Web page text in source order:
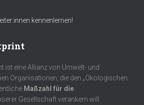
kennenlernen!
ist eine Allianz von Umwelt- und
Organisationen, die den „Ökologischen
Maßzahl für die
Gesellschaft verankern will.